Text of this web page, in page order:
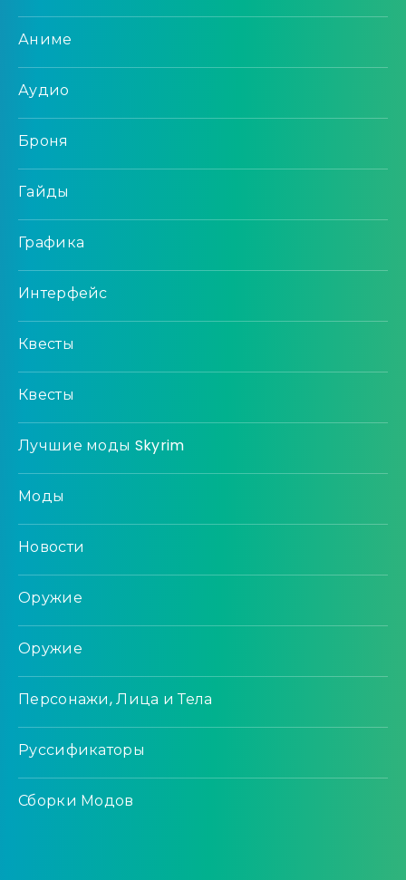
Аниме
Аудио
Броня
Гайды
Графика
Интерфейс
Квесты
Квесты
Лучшие моды Skyrim
Моды
Новости
Оружие
Оружие
Персонажи, Лица и Тела
Руссификаторы
Сборки Модов